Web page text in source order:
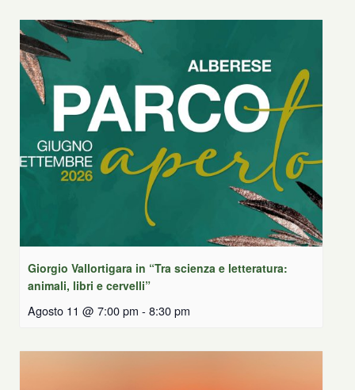
Giorgio Vallortigara in “Tra scienza e letteratura:
animali, libri e cervelli”
Agosto 11 @ 7:00 pm - 8:30 pm